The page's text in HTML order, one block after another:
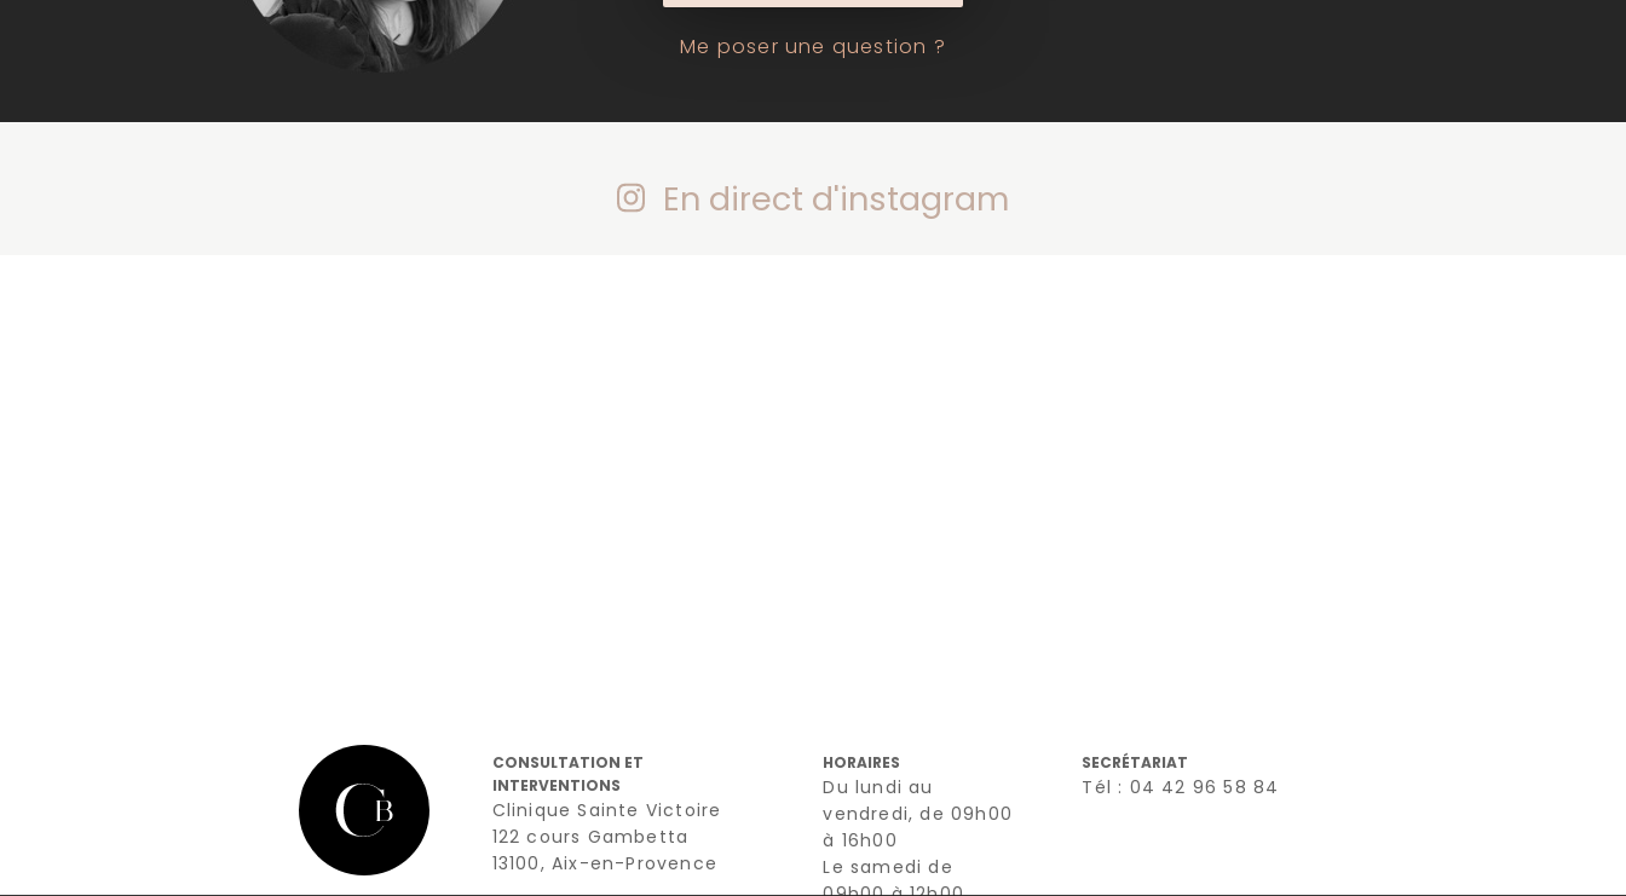
Me poser une question ?
En direct d'instagram
CONSULTATION ET
INTERVENTIONS
Clinique Sainte Victoire
122 cours Gambetta
13100, Aix-en-Provence
HORAIRES
Du lundi au
vendredi, de 09h00
à 16h00
Le samedi de
SECRÉTARIAT
Tél : 04 42 96 58 84